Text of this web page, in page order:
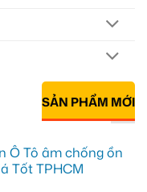
SẢN PHẨM MỚI
Ô Tô âm chống ồn
Tốt TPHCM